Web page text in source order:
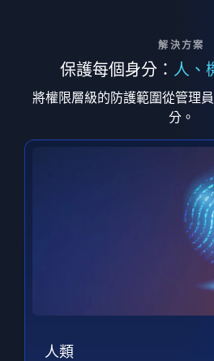
解決方案
保護每個身分： 人、
將權限層級的防護範圍從管理
分。
人類